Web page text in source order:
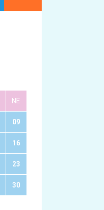
NE
09
16
23
30